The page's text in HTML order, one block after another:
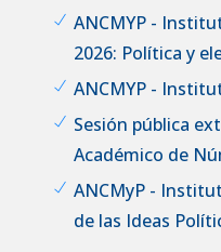
ANCMYP -
2026: Política y
ANCMYP -
Sesión pública
Académico de
ANCMyP -
de las Ideas